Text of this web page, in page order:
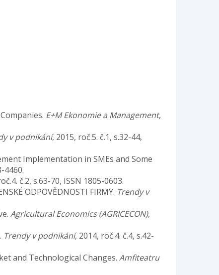
E+M Ekonomie a Management,
v podnikání, 2015, roč.5. č.1, s.32-44,
Implementation in SMEs and Some
4460.
č.2, s.63-70, ISSN 1805-0603.
ODPOVĚDNOSTI FIRMY. Trendy v
Agricultural Economics (AGRICECON),
Trendy v podnikání, 2014, roč.4. č.4, s.42-
and Technological Changes. Amfiteatru